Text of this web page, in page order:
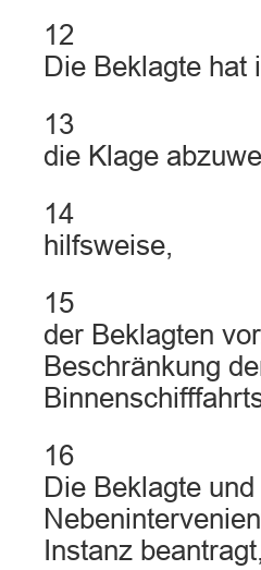
12
Die Beklagte hat
13
die Klage
14
hilfsweise,
15
der Beklagten
Beschränkung
16
Die Beklagte
Instanz